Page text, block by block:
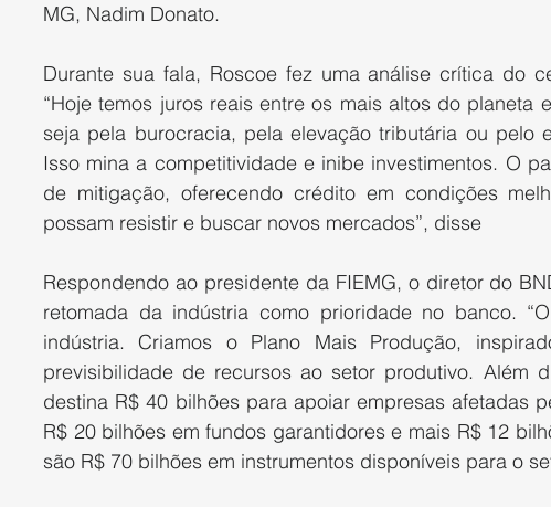
MG, Nadim Donato.
Durante sua fala, Roscoe fez uma análise crítica do
“Hoje temos juros reais entre os mais altos do planeta
seja pela burocracia, pela elevação tributária ou pelo
Isso mina a competitividade e inibe investimentos. O
de mitigação, oferecendo crédito em condições
possam resistir e buscar novos mercados”, disse
Respondendo ao presidente da FIEMG, o diretor do
retomada da indústria como prioridade no banco.
indústria. Criamos o Plano Mais Produção,
previsibilidade de recursos ao setor produtivo. Além
destina R$ 40 bilhões para apoiar empresas afetadas
R$ 20 bilhões em fundos garantidores e mais R$ 12
são R$ 70 bilhões em instrumentos disponíveis para o